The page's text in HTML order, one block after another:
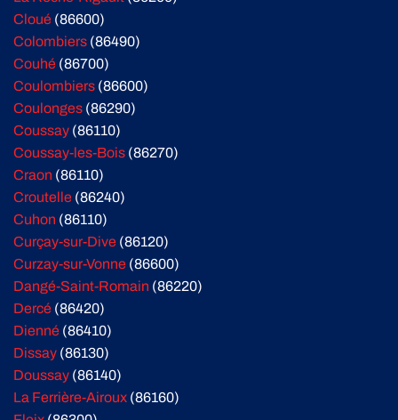
Cloué (86600)
Colombiers (86490)
Couhé (86700)
Coulombiers (86600)
Coulonges (86290)
Coussay (86110)
Coussay-les-Bois (86270)
Craon (86110)
Croutelle (86240)
Cuhon (86110)
Curçay-sur-Dive (86120)
Curzay-sur-Vonne (86600)
Dangé-Saint-Romain (86220)
Dercé (86420)
Dienné (86410)
Dissay (86130)
Doussay (86140)
La Ferrière-Airoux (86160)